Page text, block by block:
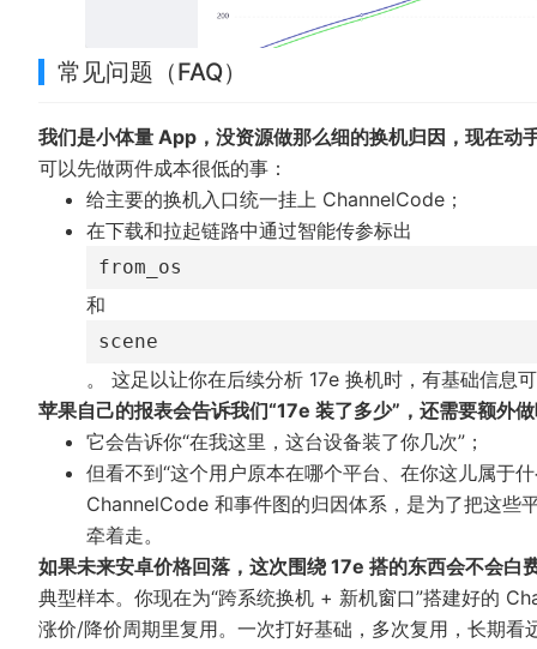
常见问题（FAQ）
我们是小体量 App，没资源做那么细的换机归因，现在动
可以先做两件成本很低的事：
给主要的换机入口统一挂上 ChannelCode；
在下载和拉起链路中通过智能传参标出
from_os
和
scene
。
这足以让你在后续分析 17e 换机时，有基础信息
苹果自己的报表会告诉我们“17e 装了多少”，还需要额外
它会告诉你“在我这里，这台设备装了你几次”；
但看不到“这个用户原本在哪个平台、在你这儿属于
ChannelCode 和事件图的归因体系，是为了把这些
牵着走。
如果未来安卓价格回落，这次围绕 17e 搭的东西会不会白
典型样本。你现在为“跨系统换机 + 新机窗口”搭建好的
涨价/降价周期里复用。一次打好基础，多次复用，长期